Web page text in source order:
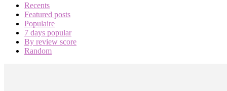
Recents
Featured posts
Populaire
7 days popular
By review score
Random